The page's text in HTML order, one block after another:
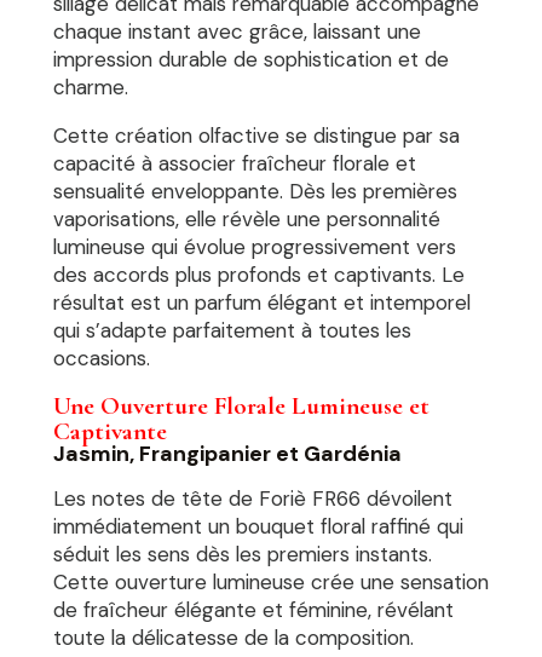
chaque instant avec grâce, laissant une
impression durable de sophistication et de
charme.
Cette création olfactive se distingue par sa
capacité à associer fraîcheur florale et
sensualité enveloppante. Dès les premières
vaporisations, elle révèle une personnalité
lumineuse qui évolue progressivement vers
des accords plus profonds et captivants. Le
résultat est un parfum élégant et intemporel
qui s’adapte parfaitement à toutes les
occasions.
Une Ouverture Florale Lumineuse et
Captivante
Jasmin, Frangipanier et Gardénia
Les notes de tête de Foriè FR66 dévoilent
immédiatement un bouquet floral raffiné qui
séduit les sens dès les premiers instants.
Cette ouverture lumineuse crée une sensation
de fraîcheur élégante et féminine, révélant
toute la délicatesse de la composition.